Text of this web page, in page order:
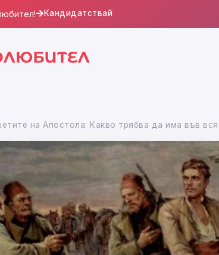
Кандидатствай
на Апостола: Какво трябва да има във